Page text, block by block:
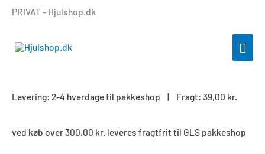
PRIVAT - Hjulshop.dk
Levering: 2-4 hverdage til pakkeshop | Fragt: 39,00 kr.
ved køb over 300,00 kr. leveres fragtfrit til GLS pakkeshop